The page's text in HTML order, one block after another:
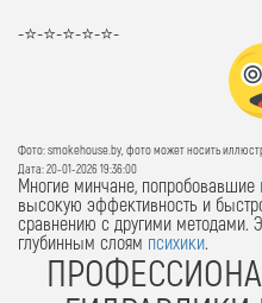
-⭐-⭐-⭐-⭐-⭐-
Фото: smokehouse.by, фото может носить
Дата: 20-01-2026 19:36:00
Многие минчане, попробовавшие
высокую эффективность и
сравнению с другими методами.
глубинным слоям психики.